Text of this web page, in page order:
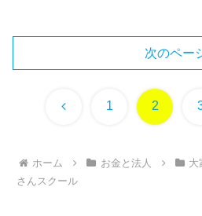
次のペー
前 1 2
ホーム お金と法人 大
さんスクール